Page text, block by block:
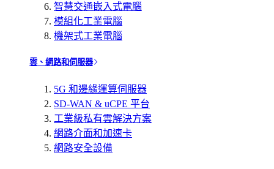
智慧交通嵌入式電腦
模組化工業電腦
機架式工業電腦
雲、網路和伺服器
5G 和邊緣運算伺服器
SD-WAN & uCPE 平台
工業級私有雲解決方案
網路介面和加速卡
網路安全設備